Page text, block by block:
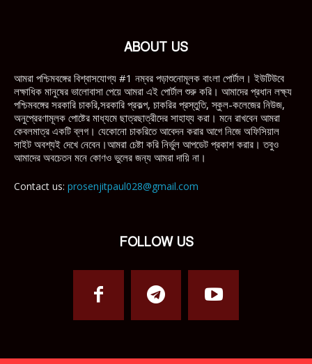
ABOUT US
আমরা পশ্চিমবঙ্গের বিশ্বাসযোগ্য #1 নম্বর পড়াশুনোমূলক বাংলা পোর্টাল। ইউটিউবে
লক্ষাধিক মানুষের ভালোবাসা পেয়ে আমরা এই পোর্টাল শুরু করি। আমাদের প্রধান লক্ষ্য
পশ্চিমবঙ্গের সরকারি চাকরি,সরকারি প্রকল্প, চাকরির প্রস্তুতি, স্কুল-কলেজের নিউজ,
অনুপ্রেরণামূলক পোষ্টের মাধ্যমে ছাত্রছাত্রীদের সাহায্য করা। মনে রাখবেন আমরা
কেবলমাত্র একটি ব্লগ। যেকোনো চাকরিতে আবেদন করার আগে নিজে অফিসিয়াল
সাইট অবশ্যই দেখে নেবেন।আমরা চেষ্টা করি নির্ভুল আপডেট প্রকাশ করার। তবুও
আমাদের অবচেতন মনে কোণও ভুলের জন্য আমরা দায়ি না।
Contact us: prosenjitpaul028@gmail.com
FOLLOW US